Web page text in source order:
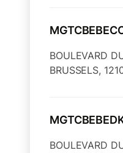
BOULEVARD
BRUSSELS,
BOULEVARD